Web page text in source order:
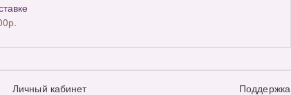
Личный кабинет Поддержка